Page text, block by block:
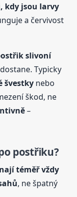
kdy jsou larvy
a červivost
slivoní
Typicky
švestky nebo
škod, ne
–
postřiku?
téměř vždy
, ne špatný